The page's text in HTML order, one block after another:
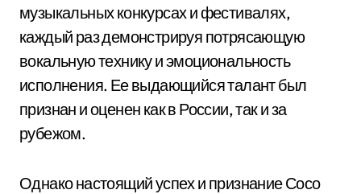
музыкальных конкурсах и фестивалях,
каждый раз демонстрируя потрясающую
вокальную технику и эмоциональность
исполнения. Ее выдающийся талант был
признан и оценен как в России, так и за
рубежом.
Однако настоящий успех и признание Сосо